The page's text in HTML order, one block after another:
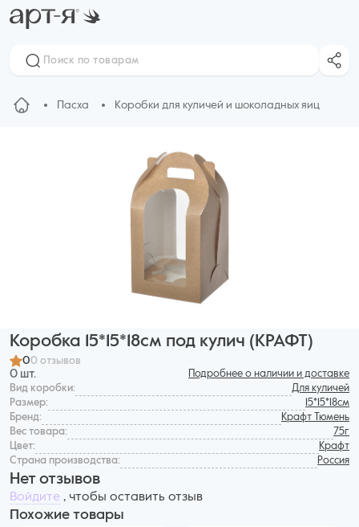
Пасха Коробки для куличей и шоколадных яиц
Коробка 15*15*18см под кулич (КРАФТ)
00 отзывов
0 шт.
Подробнее о наличии и доставке
Вид коробки:
Для куличей
Размер:
15*15*18см
Бренд:
Крафт Тюмень
Вес товара:
75г
Цвет:
Крафт
Страна производства:
Россия
Нет отзывов
Войдите , чтобы оставить отзыв
Похожие товары